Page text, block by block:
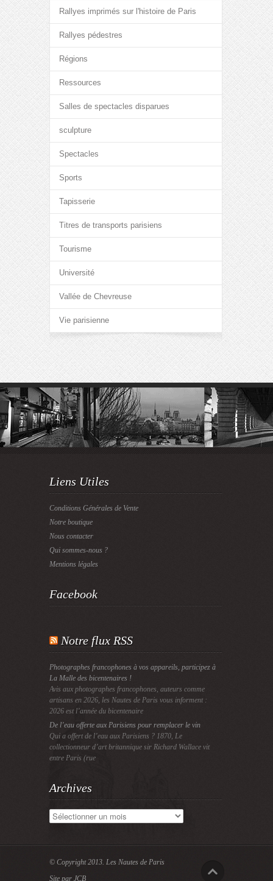
Rallyes imprimés sur l'histoire de Paris
Rallyes pédestres
Régions
Ressources
Salles de spectacles disparues
sculpture
Spectacles
Sports
Tapisserie
Titres de transports parisiens
Tourisme
Université
Vallée de Chevreuse
Vie parisienne
Liens Utiles
Conditions Générales de Vente
Notre boutique
Nous contacter
Qui sommes-nous ?
Mentions légales
Facebook
Notre flux RSS
Photographes francophones à vos appareils, participez à
La Malle des bicentenaires !
Avis aux photographes francophones, auteurs comme
artisans en 2026, les Nautes de Paris vous informent :
2026 est l’année du bicentenaire
De l’eau offerte aux Parisiens pour remplacer le vin
Qui a offert de l’eau aux Parisiens ? 1870, Le
collectionneur d’art britannique sir Richard Wallace vit
entre Paris (rue
Archives
Archives
© Copyright 2013. Les Nautes de Paris
Site par JCB